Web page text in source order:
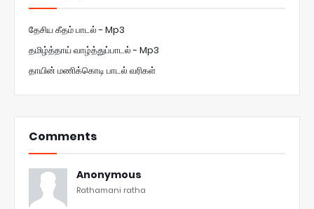
தேசிய கீதம் பாடல் - Mp3
தமிழ்த்தாய் வாழ்த்துப்பாடல் - Mp3
தாயின் மணிக்கொடி பாடல் வரிகள்
Comments
Anonymous
Rathamani ratha